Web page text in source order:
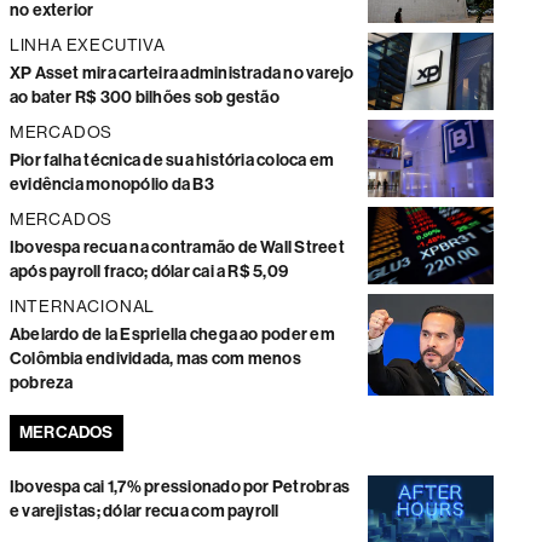
no exterior
LINHA EXECUTIVA
XP Asset mira carteira administrada no varejo
ao bater R$ 300 bilhões sob gestão
MERCADOS
Pior falha técnica de sua história coloca em
evidência monopólio da B3
MERCADOS
Ibovespa recua na contramão de Wall Street
após payroll fraco; dólar cai a R$ 5,09
INTERNACIONAL
Abelardo de la Espriella chega ao poder em
Colômbia endividada, mas com menos
pobreza
MERCADOS
Ibovespa cai 1,7% pressionado por Petrobras
e varejistas; dólar recua com payroll